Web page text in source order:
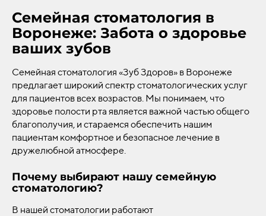
Семейная стоматология в
Воронеже: Забота о здоровье
ваших зубов
Семейная стоматология «Зуб Здоров» в Воронеже
предлагает широкий спектр стоматологических услуг
для пациентов всех возрастов. Мы понимаем, что
здоровье полости рта является важной частью общего
благополучия, и стараемся обеспечить нашим
пациентам комфортное и безопасное лечение в
дружелюбной атмосфере.
Почему выбирают нашу семейную
стоматологию?
В нашей стоматологии работают